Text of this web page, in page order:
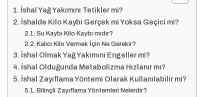
İshal Yağ Yakımını Tetikler mi?
İshalde Kilo Kaybı Gerçek mi Yoksa Geçici mi?
Su Kaybı Kilo Kaybı mıdır?
Kalıcı Kilo Vermek İçin Ne Gerekir?
İshal Olmak Yağ Yakımını Engeller mi?
İshal Olduğunda Metabolizma Hızlanır mı?
İshal Zayıflama Yöntemi Olarak Kullanılabilir mi?
Bilinçli Zayıflama Yöntemleri Nelerdir?